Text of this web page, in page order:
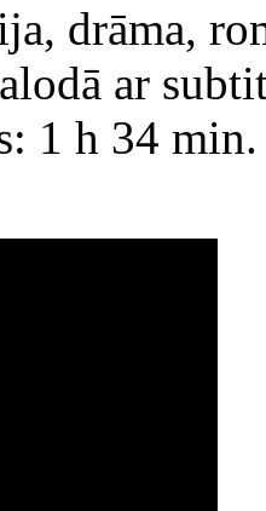
drāma,
ar
1 h 34 min.